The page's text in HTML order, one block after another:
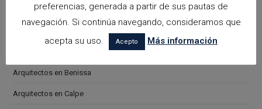
arquitectora espacios biofilicos
Arquitectos en Benissa
Arquitectos en Calpe
preferencias, generada a partir de sus pautas de
navegación. Si continúa navegando, consideramos que
acepta su uso.
Acepto Más información